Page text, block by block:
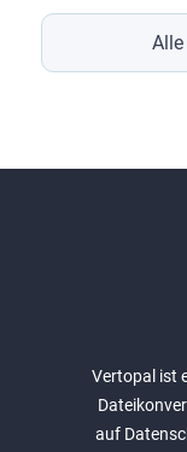
Vertopal ist
auf